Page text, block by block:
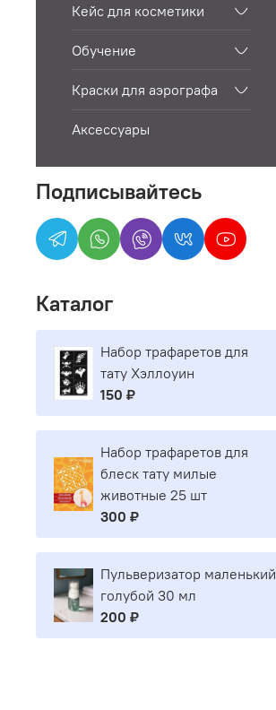
Кейс для косметики
Обучение
Краски для аэрографа
Аксессуары
Подписывайтесь
Каталог
Набор трафаретов для
тату Хэллоуин
150 ₽
Набор трафаретов для
блеск тату милые
животные 25 шт
300 ₽
Пульверизатор маленький
голубой 30 мл
200 ₽